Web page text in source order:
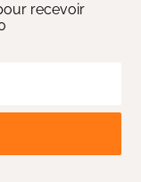
recevoir